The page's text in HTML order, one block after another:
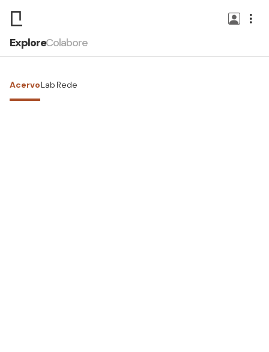
ExploreColabore
AcervoLab Rede